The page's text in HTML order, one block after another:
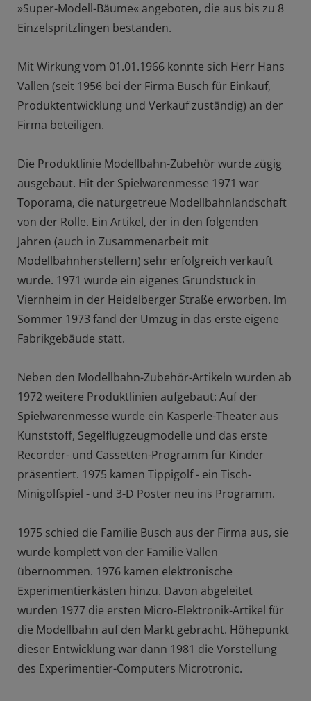
»Super-Modell-Bäume« angeboten, die aus bis zu 8
Einzelspritzlingen bestanden.
Mit Wirkung vom 01.01.1966 konnte sich Herr Hans
Vallen (seit 1956 bei der Firma Busch für Einkauf,
Produktentwicklung und Verkauf zuständig) an der
Firma beteiligen.
Die Produktlinie Modellbahn-Zubehör wurde zügig
ausgebaut. Hit der Spielwarenmesse 1971 war
Toporama, die naturgetreue Modellbahnlandschaft
von der Rolle. Ein Artikel, der in den folgenden
Jahren (auch in Zusammenarbeit mit
Modellbahnherstellern) sehr erfolgreich verkauft
wurde. 1971 wurde ein eigenes Grundstück in
Viernheim in der Heidelberger Straße erworben. Im
Sommer 1973 fand der Umzug in das erste eigene
Fabrikgebäude statt.
Neben den Modellbahn-Zubehör-Artikeln wurden ab
1972 weitere Produktlinien aufgebaut: Auf der
Spielwarenmesse wurde ein Kasperle-Theater aus
Kunststoff, Segelflugzeugmodelle und das erste
Recorder- und Cassetten-Programm für Kinder
präsentiert. 1975 kamen Tippigolf - ein Tisch-
Minigolfspiel - und 3-D Poster neu ins Programm.
1975 schied die Familie Busch aus der Firma aus, sie
wurde komplett von der Familie Vallen
übernommen. 1976 kamen elektronische
Experimentierkästen hinzu. Davon abgeleitet
wurden 1977 die ersten Micro-Elektronik-Artikel für
die Modellbahn auf den Markt gebracht. Höhepunkt
dieser Entwicklung war dann 1981 die Vorstellung
des Experimentier-Computers Microtronic.